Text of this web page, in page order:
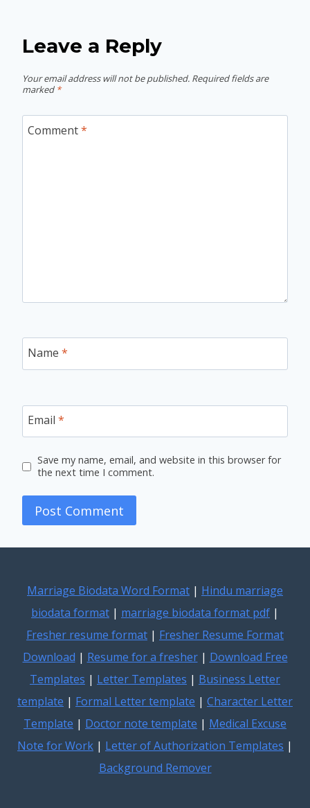
Leave a Reply
Your email address will not be published. Required fields are
marked *
Comment*
Name *
Email *
Save my name, email, and website in this browser for
the next time I comment.
Marriage Biodata Word Format | Hindu marriage
biodata format | marriage biodata format pdf |
Fresher resume format | Fresher Resume Format
Download | Resume for a fresher| Download Free
Templates | Letter Templates | Business Letter
template | Formal Letter template | Character Letter
Template | Doctor note template | Medical Excuse
Note for Work | Letter of Authorization Templates |
Background Remover